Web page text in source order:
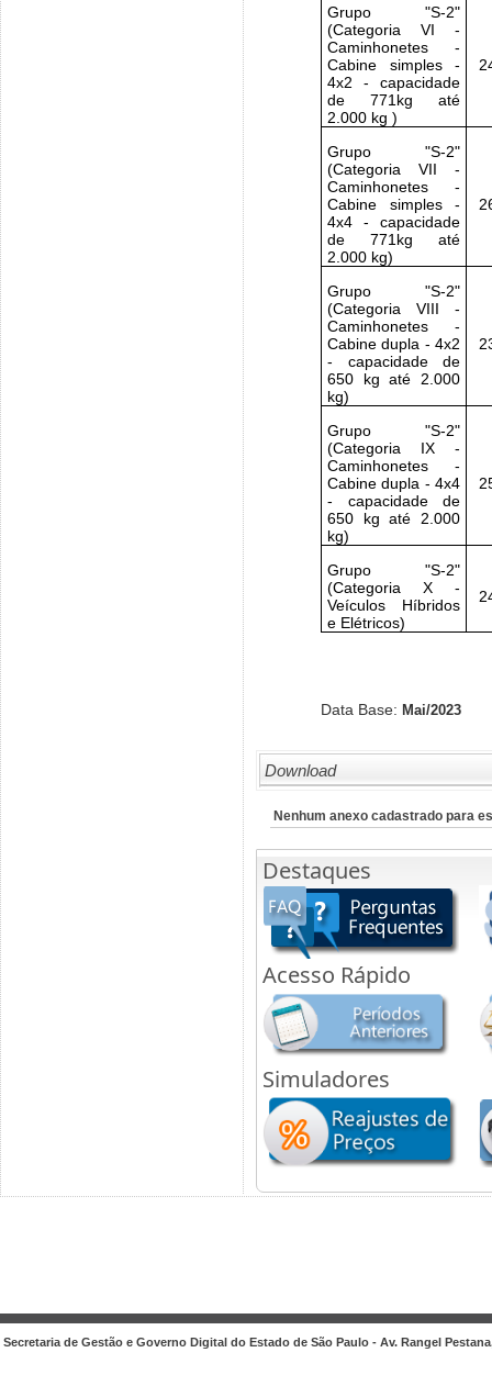
Grupo "S-2"
(Categoria VI -
Caminhonetes -
Cabine simples -
4x2 - capacidade
de 771kg até
2.000 kg )
Grupo "S-2"
(Categoria VII -
Caminhonetes -
Cabine simples -
4x4 - capacidade
de 771kg até
2.000 kg)
Grupo "S-2"
(Categoria VIII -
Caminhonetes -
Cabine dupla - 4x2
- capacidade de
650 kg até 2.000
kg)
Grupo "S-2"
(Categoria IX -
Caminhonetes -
Cabine dupla - 4x4
- capacidade de
650 kg até 2.000
kg)
Grupo "S-2"
(Categoria X -
Veículos Híbridos
e Elétricos)
Data Base: Mai/2023
Download
Nenhum anexo cadastrado para
Destaques
Acesso Rápido
Simuladores
Secretaria de Gestão e Governo Digital do Estado de São Paulo - Av. Rangel